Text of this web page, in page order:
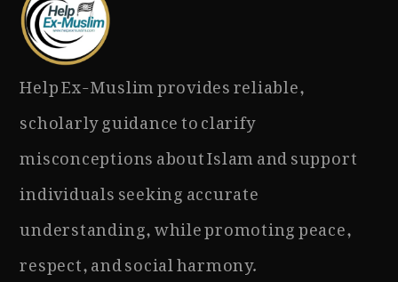
Help Ex-Muslim provides reliable,
scholarly guidance to clarify
misconceptions about Islam and support
individuals seeking accurate
understanding, while promoting peace,
respect, and social harmony.